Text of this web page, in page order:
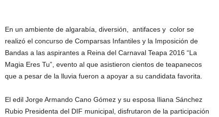
En un ambiente de algarabía, diversión, antifaces y color se
realizó el concurso de Comparsas Infantiles y la Imposición de
Bandas a las aspirantes a Reina del Carnaval Teapa 2016 “La
Magia Eres Tu”, evento al que asistieron cientos de teapanecos
que a pesar de la lluvia fueron a apoyar a su candidata favorita.
El edil Jorge Armando Cano Gómez y su esposa Iliana Sánchez
Rubio Presidenta del DIF municipal, disfrutaron de la participación